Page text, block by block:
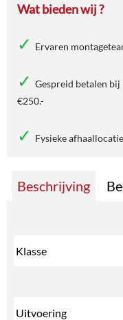
Wat bieden wij ?
Ervaren
Gespreid betalen bij
€250.-
Fysieke afhaallocatie
Beschrijving
Klasse
Uitvoering